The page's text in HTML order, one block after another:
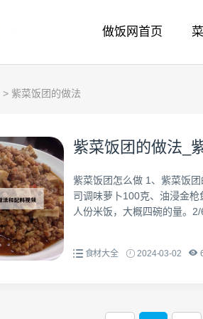
做饭网首页
> 紫菜饭团的做法
紫菜饭团的做法_
紫菜饭团怎么做 1、紫菜饭
司调味萝卜100克、油浸金
人份米饭，大概四碗的量。
食材大全 2024-03-02